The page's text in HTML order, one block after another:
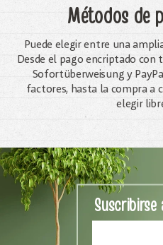
Métodos de
Puede elegir entre una
Desde el pago encriptado con
Sofortüberweisung y
factores, hasta la compra a
elegir